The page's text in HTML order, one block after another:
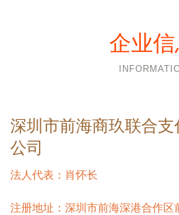
企业信
深圳市前海商玖联合
公司
法人代表： 肖怀长
注册地址： 深圳市前海深港合作区